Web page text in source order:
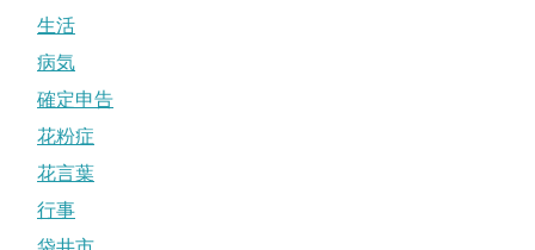
生活
病気
確定申告
花粉症
花言葉
行事